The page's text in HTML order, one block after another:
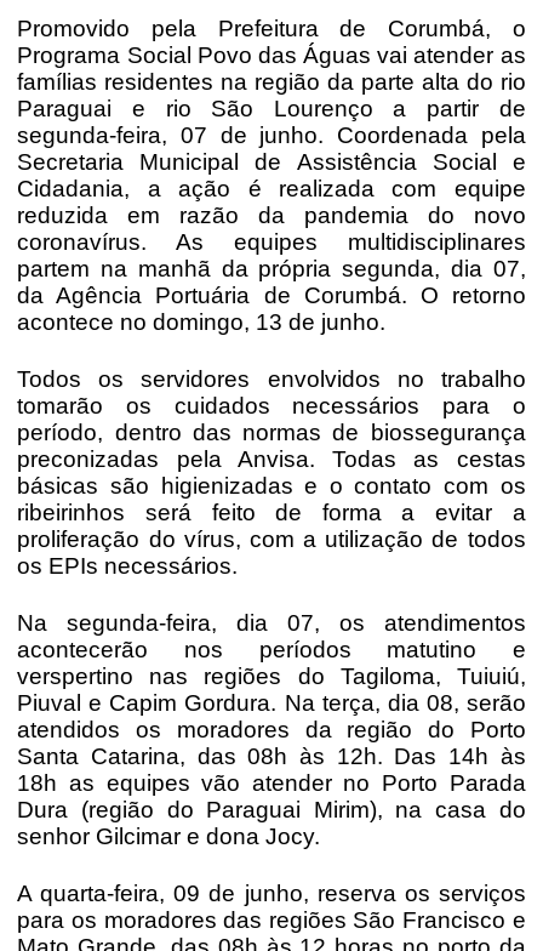
Promovido pela Prefeitura de Corumbá, o
Programa Social Povo das Águas vai atender as
famílias residentes na região da parte alta do rio
Paraguai e rio São Lourenço a partir de
segunda-feira, 07 de junho. Coordenada pela
Secretaria Municipal de Assistência Social e
Cidadania, a ação é realizada com equipe
reduzida em razão da pandemia do novo
coronavírus. As equipes multidisciplinares
partem na manhã da própria segunda, dia 07,
da Agência Portuária de Corumbá. O retorno
acontece no domingo, 13 de junho.
Todos os servidores envolvidos no trabalho
tomarão os cuidados necessários para o
período, dentro das normas de biossegurança
preconizadas pela Anvisa. Todas as cestas
básicas são higienizadas e o contato com os
ribeirinhos será feito de forma a evitar a
proliferação do vírus, com a utilização de todos
os EPIs necessários.
Na segunda-feira, dia 07, os atendimentos
acontecerão nos períodos matutino e
verspertino nas regiões do Tagiloma, Tuiuiú,
Piuval e Capim Gordura. Na terça, dia 08, serão
atendidos os moradores da região do Porto
Santa Catarina, das 08h às 12h. Das 14h às
18h as equipes vão atender no Porto Parada
Dura (região do Paraguai Mirim), na casa do
senhor Gilcimar e dona Jocy.
A quarta-feira, 09 de junho, reserva os serviços
para os moradores das regiões São Francisco e